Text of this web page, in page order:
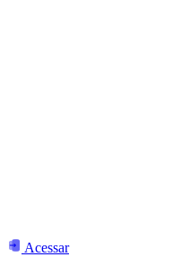
Acessar